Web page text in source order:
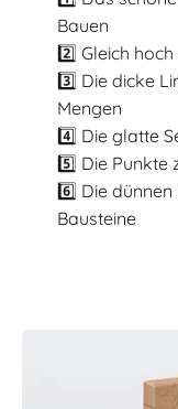
Bauen
2️⃣ Gleich
3️⃣ Die dicke
Mengen
4️⃣ Die glatte
5️⃣ Die Punkte
6️⃣ Die
Bausteine